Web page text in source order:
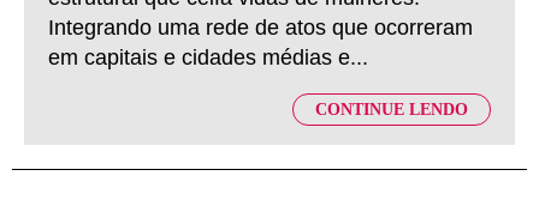
Integrando uma rede de atos que ocorreram
em capitais e cidades médias e...
CONTINUE LENDO